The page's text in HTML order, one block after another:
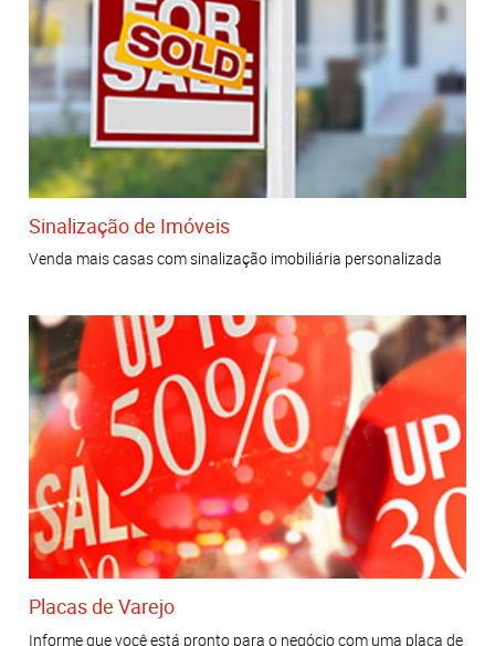
Sinalização de Imóveis
Venda mais casas com sinalização imobiliária personalizada
Placas de Varejo
Informe que você está pronto para o negócio com uma placa de